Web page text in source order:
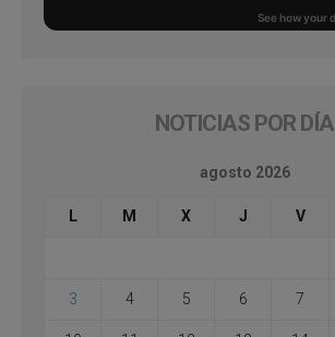
NOTICIAS POR DÍA
agosto 2026
L M X J V
3 4 5 6 7